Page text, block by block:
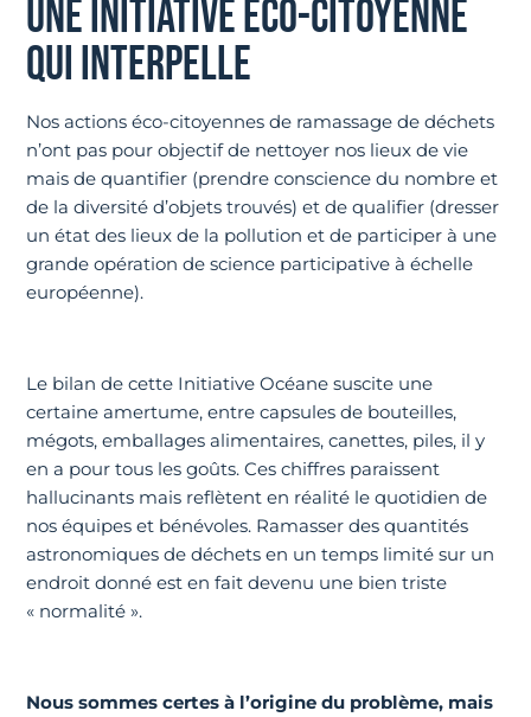
UNE INITIATIVE ÉCO-CITOYENNE
QUI INTERPELLE
Nos actions éco-citoyennes de ramassage de déchets
n’ont pas pour objectif de nettoyer nos lieux de vie
mais de quantifier (prendre conscience du nombre et
de la diversité d’objets trouvés) et de qualifier (dresser
un état des lieux de la pollution et de participer à une
grande opération de science participative à échelle
européenne).
Le bilan de cette Initiative Océane suscite une
certaine amertume, entre capsules de bouteilles,
mégots, emballages alimentaires, canettes, piles, il y
en a pour tous les goûts. Ces chiffres paraissent
hallucinants mais reflètent en réalité le quotidien de
nos équipes et bénévoles. Ramasser des quantités
astronomiques de déchets en un temps limité sur un
endroit donné est en fait devenu une bien triste
« normalité ».
Nous sommes certes à l’origine du problème, mais